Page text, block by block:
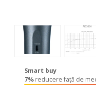
Smart buy
7% reducere față de